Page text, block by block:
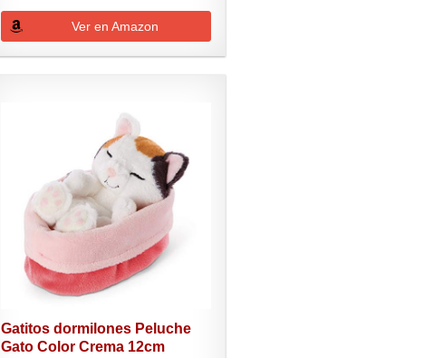
Ver en Amazon
Gatitos dormilones Peluche
Gato Color Crema 12cm